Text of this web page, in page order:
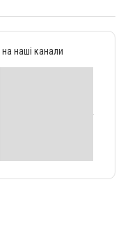
наші канали